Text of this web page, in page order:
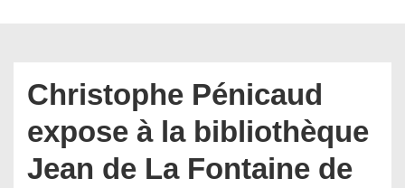
Christophe Pénicaud
expose à la bibliothèque
Jean de La Fontaine de